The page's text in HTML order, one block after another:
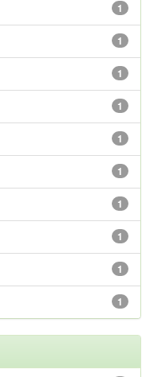
1
1
1
1
1
1
1
1
1
1